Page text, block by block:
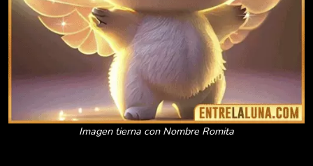
Imagen tierna con Nombre Romita